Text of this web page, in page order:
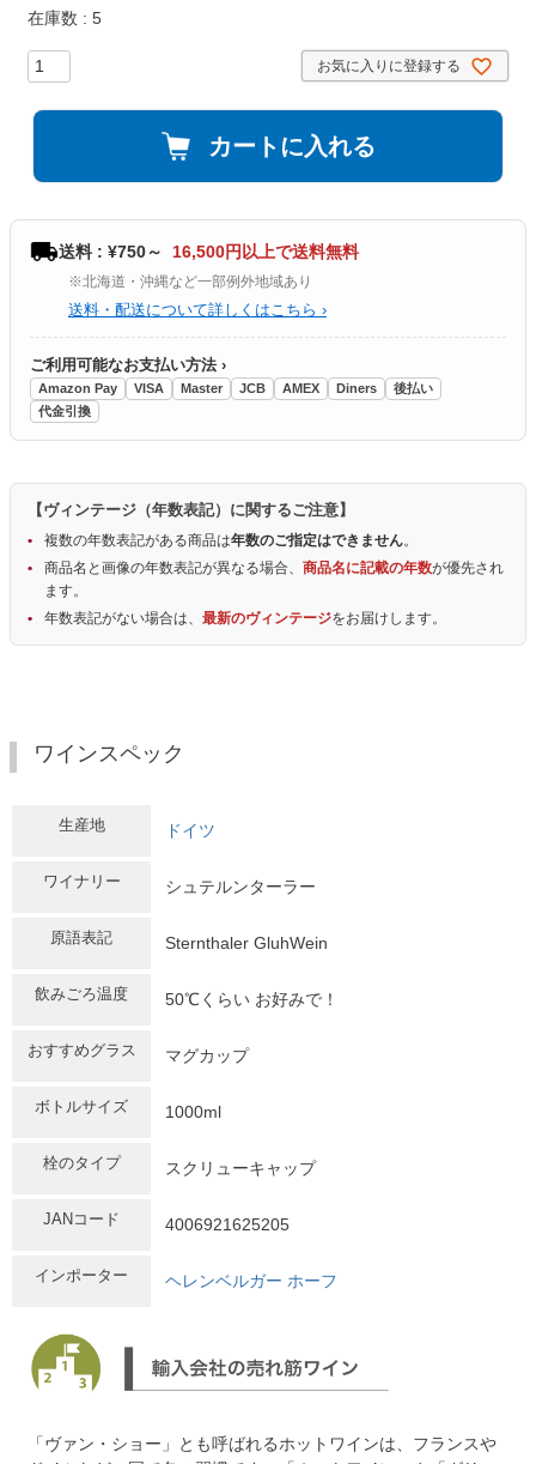
在庫数
5
お気に入りに登録する
カートに入れる
送料 : ¥750～ 16,500円以上で送料無料
※北海道・沖縄など一部例外地域あり
送料・配送について詳しくはこちら ›
ご利用可能なお支払い方法 ›
Amazon Pay VISA Master JCB AMEX Diners
後払い
代金引換
【ヴィンテージ（年数表記）に関するご注意】
複数の年数表記がある商品は年数のご指定はできません。
商品名と画像の年数表記が異なる場合、 商品名に記載の年数が優先され
ます。
年数表記がない場合は、 最新のヴィンテージをお届けします。
ワインスペック
生産地 ドイツ
ワイナリー シュテルンターラー
原語表記 Sternthaler GluhWein
飲みごろ温度 50℃くらい お好みで！
おすすめグラス マグカップ
ボトルサイズ 1000ml
栓のタイプ スクリューキャップ
JANコード 4006921625205
インポーター ヘレンベルガー ホーフ
「ヴァン・ショー」とも呼ばれるホットワインは、フランスや